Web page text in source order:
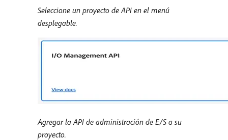
Seleccione un proyecto de API en el menú
desplegable.
Agregar la API de administración de E/S a su
proyecto.